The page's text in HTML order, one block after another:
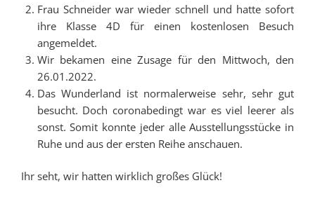
Frau Schneider war wieder schnell und hatte sofort
ihre Klasse 4D für einen kostenlosen Besuch
angemeldet.
Wir bekamen eine Zusage für den Mittwoch, den
26.01.2022.
Das Wunderland ist normalerweise sehr, sehr gut
besucht. Doch coronabedingt war es viel leerer als
sonst. Somit konnte jeder alle Ausstellungsstücke in
Ruhe und aus der ersten Reihe anschauen.
Ihr seht, wir hatten wirklich großes Glück!